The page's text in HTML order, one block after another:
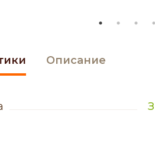
Описание